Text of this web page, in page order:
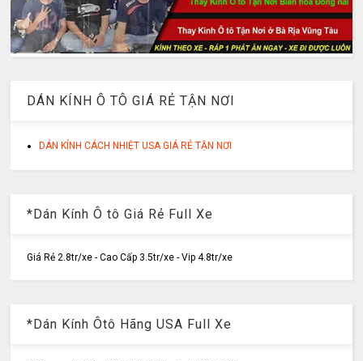
DÁN KÍNH Ô TÔ GIÁ RẺ TẬN NƠI
DÁN KÍNH CÁCH NHIỆT USA GIÁ RẺ TẬN NƠI
*Dán Kính Ô tô Giá Rẻ Full Xe
Giá Rẻ 2.8tr/xe - Cao Cấp 3.5tr/xe - Vip 4.8tr/xe
*Dán Kính Ôtô Hãng USA Full Xe